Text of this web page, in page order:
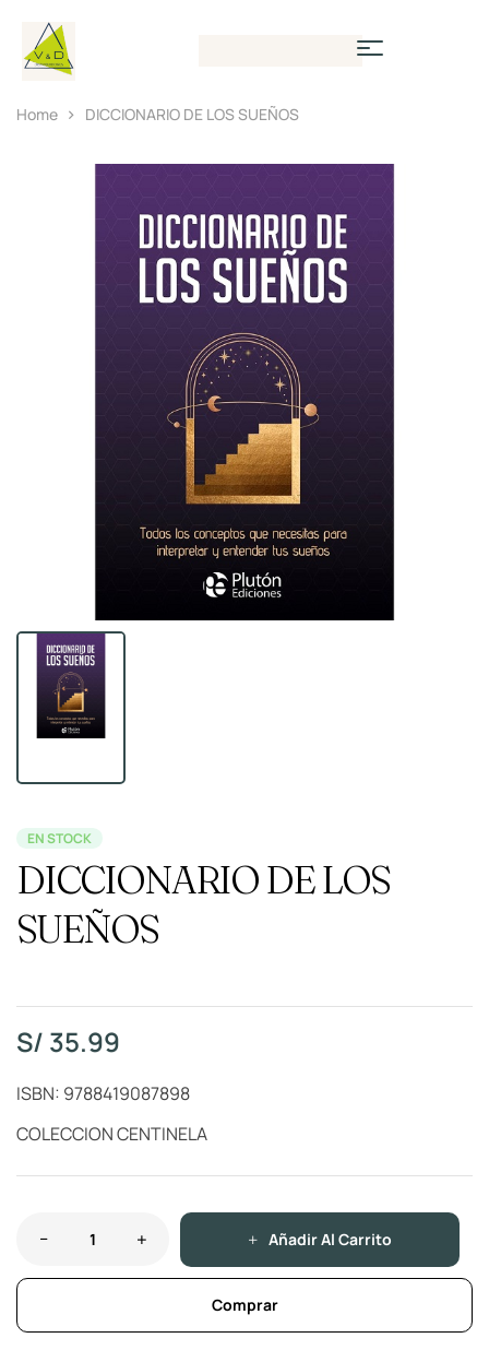
Home DICCIONARIO DE LOS SUEÑOS
EN STOCK
DICCIONARIO DE LOS
SUEÑOS
S/ 35.99
ISBN: 9788419087898
COLECCION CENTINELA
Añadir Al Carrito
Comprar